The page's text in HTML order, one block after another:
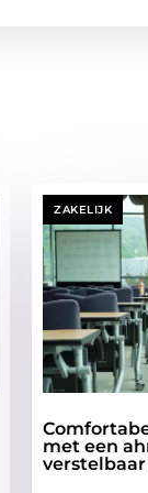
ZAKELIJK
met een